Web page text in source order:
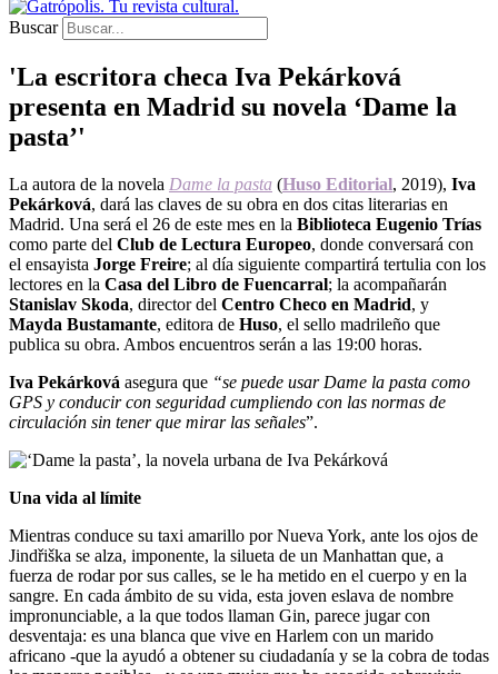
Buscar
'La escritora checa Iva Pekárková
presenta en Madrid su novela ‘Dame la
pasta’'
La autora de la novela Dame la pasta (Huso Editorial, 2019), Iva
Pekárková, dará las claves de su obra en dos citas literarias en
Madrid. Una será el 26 de este mes en la Biblioteca Eugenio Trías
como parte del Club de Lectura Europeo, donde conversará con
el ensayista Jorge Freire; al día siguiente compartirá tertulia con los
lectores en la Casa del Libro de Fuencarral; la acompañarán
Stanislav Skoda, director del Centro Checo en Madrid, y
Mayda Bustamante, editora de Huso, el sello madrileño que
publica su obra. Ambos encuentros serán a las 19:00 horas.
Iva Pekárková asegura que “se puede usar Dame la pasta como
GPS y conducir con seguridad cumpliendo con las normas de
circulación sin tener que mirar las señales”.
Una vida al límite
Mientras conduce su taxi amarillo por Nueva York, ante los ojos de
Jindřiška se alza, imponente, la silueta de un Manhattan que, a
fuerza de rodar por sus calles, se le ha metido en el cuerpo y en la
sangre. En cada ámbito de su vida, esta joven eslava de nombre
impronunciable, a la que todos llaman Gin, parece jugar con
desventaja: es una blanca que vive en Harlem con un marido
africano -que la ayudó a obtener su ciudadanía y se la cobra de todas